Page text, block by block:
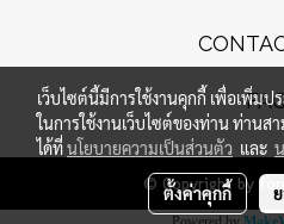
© Copyright by
เว็บไซต์นี้มีการใช้งานคุกกี้ เพื่อเพิ่ม
ในการใช้งานเว็บไซต์ของท่าน ท่านส
ได้ที่นโยบายความเป็นส่วนตัว และ
ตั้งค่าคุกกี้